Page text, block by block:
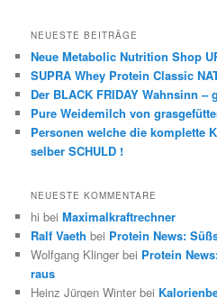
NEUESTE BEITRÄGE
Neue Metabolic Nutrition Shop
SUPRA Whey Protein Classic
Der BLACK FRIDAY Wahnsinn –
Pure Weidemilch von
Personen welche die komplette
selber SCHULD !
NEUESTE KOMMENTARE
hi beiMaximalkraftrechner
Ralf Vaeth bei Protein News:
Wolfgang Klinger bei Protein
raus
Heinz Jürgen Winter bei